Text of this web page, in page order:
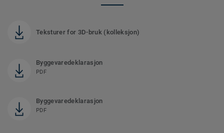
Teksturer for 3D-bruk (kolleksjon)
Byggevaredeklarasjon
PDF
Byggevaredeklarasjon
PDF